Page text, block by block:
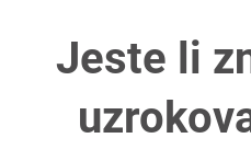
Jeste li